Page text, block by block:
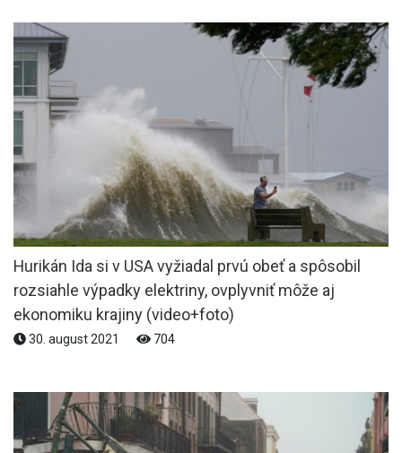
Hurikán Ida si v USA vyžiadal prvú obeť a spôsobil
rozsiahle výpadky elektriny, ovplyvniť môže aj
ekonomiku krajiny (video+foto)
30. august 2021 704